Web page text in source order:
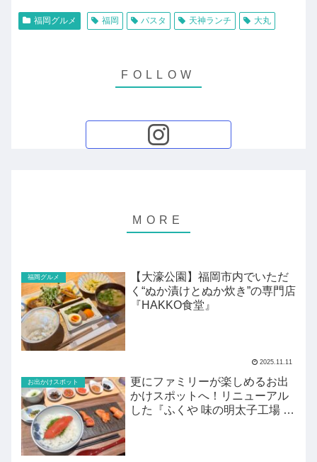
福岡グルメ 福岡 パスタ 天神ランチ 大丸
福岡グルメ
【大濠公園】福岡市内でいただ
く“ぬか漬けとぬか炊き”の専門店
『HAKKO食堂』
2025.11.11
お出かけスポット
更にファミリーが楽しめるお出
かけスポットへ！リニューアル
した『ふくや 味の明太子工場 ハ